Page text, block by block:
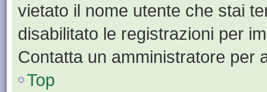
vietato il nome utente che stai
disabilitato le registrazioni per
Contatta un amministratore per
Top